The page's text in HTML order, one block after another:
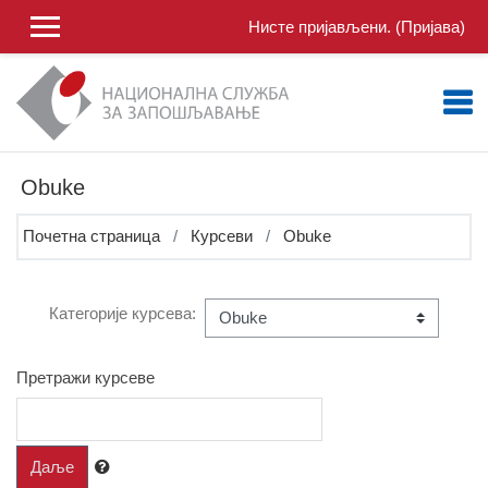
Нисте пријављени. (Пријава)
Obuke
Почетна страница Курсеви Obuke
Категорије курсева:
Претражи курсеве
Даље